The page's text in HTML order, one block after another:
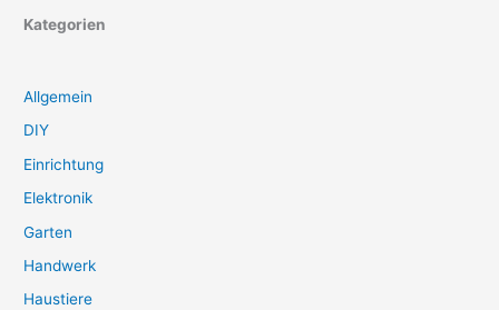
Kategorien
Allgemein
DIY
Einrichtung
Elektronik
Garten
Handwerk
Haustiere